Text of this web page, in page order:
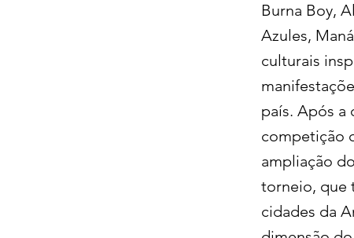
Burna Boy,
Azules,
culturais
país. Após a
competição
ampliação
torneio, que
cidades da